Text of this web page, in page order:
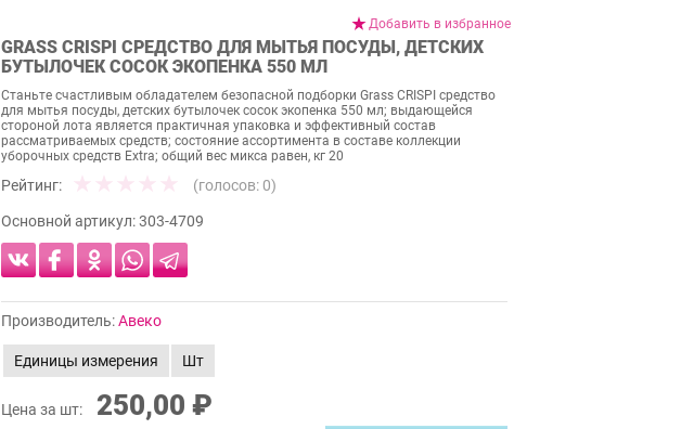
Добавить в избранное
GRASS CRISPI СРЕДСТВО ДЛЯ МЫТЬЯ ПОСУДЫ, ДЕТСКИХ
БУТЫЛОЧЕК СОСОК ЭКОПЕНКА 550 МЛ
Станьте счастливым обладателем безопасной подборки Grass CRISPI средство
для мытья посуды, детских бутылочек сосок экопенка 550 мл; выдающейся
стороной лота является практичная упаковка и эффективный состав
рассматриваемых средств; состояние ассортимента в составе коллекции
уборочных средств Extra; общий вес микса равен, кг 20
Рейтинг: (голосов: 0)
Основной артикул:303-4709
Производитель:Авеко
Единицы измерения Шт
Цена за шт: 250,00 ₽